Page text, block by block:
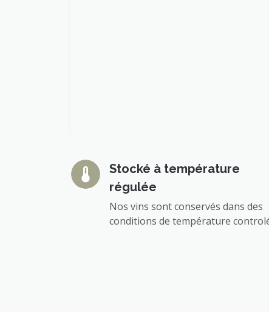
Stocké à température
régulée
Nos vins sont conservés dans des
conditions de température